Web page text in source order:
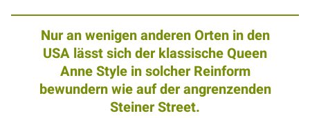
Nur an wenigen anderen Orten in den
USA lässt sich der klassische Queen
Anne Style in solcher Reinform
bewundern wie auf der angrenzenden
Steiner Street.